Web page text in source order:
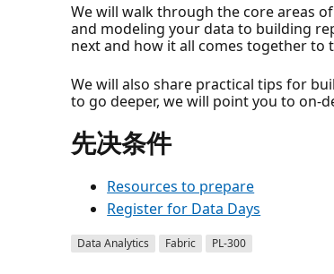
We will walk through the core areas
and modeling your data to building
next and how it all comes together to
We will also share practical tips for
to go deeper, we will point you to on-
先决条件
Resources to prepare
Register for Data Days
Data Analytics Fabric PL-300